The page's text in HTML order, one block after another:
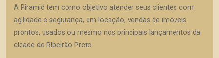
A Piramid tem como objetivo atender seus clientes com
agilidade e segurança, em locação, vendas de imóveis
prontos, usados ou mesmo nos principais lançamentos da
cidade de Ribeirão Preto